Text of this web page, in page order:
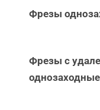
Фрезы
Фрезы с